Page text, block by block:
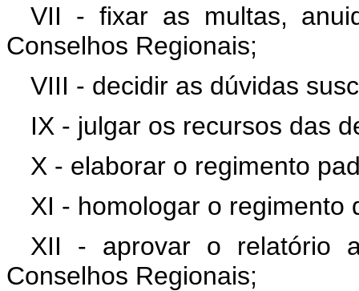
VII - fixar as multas,
Conselhos Regionais;
VIII - decidir as dúvidas
IX - julgar os recursos das
X - elaborar o regimento
XI - homologar o regimento
XII - aprovar o relatório
Conselhos Regionais;